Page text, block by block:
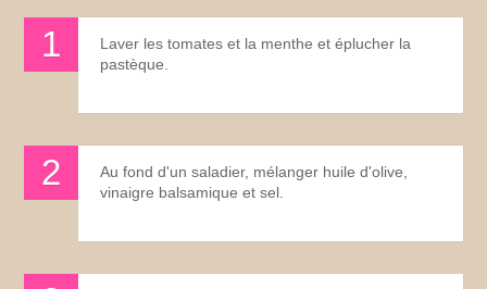
Laver les tomates et la menthe et éplucher la
pastèque.
Au fond d'un saladier, mélanger huile d'olive,
vinaigre balsamique et sel.